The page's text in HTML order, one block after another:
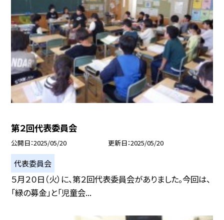
第２回代表委員会
公開日 2025/05/20 更新日 2025/05/20
代表委員会
５月２０日（火）に、第２回代表委員会がありました。今回は、
「緑の募金」と「児童会...